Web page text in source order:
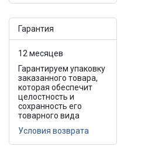
Гарантия
12 месяцев
Гарантируем упаковку
заказанного товара,
которая обеспечит
целостность и
сохранность его
товарного вида
Условия возврата